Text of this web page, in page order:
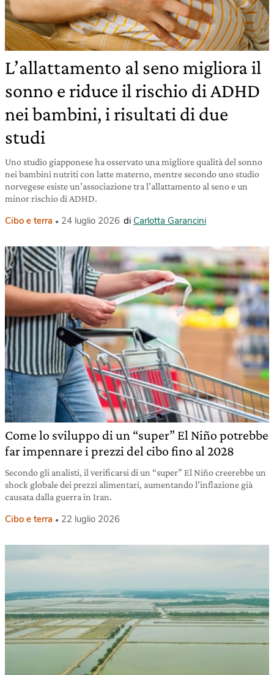
L’allattamento al seno migliora il
sonno e riduce il rischio di ADHD
nei bambini, i risultati di due
studi
Uno studio giapponese ha osservato una migliore qualità del sonno
nei bambini nutriti con latte materno, mentre secondo uno studio
norvegese esiste un’associazione tra l’allattamento al seno e un
minor rischio di ADHD.
Cibo e terra 24 luglio 2026 di Carlotta Garancini
Come lo sviluppo di un “super” El Niño potrebbe
far impennare i prezzi del cibo fino al 2028
Secondo gli analisti, il verificarsi di un “super” El Niño creerebbe un
shock globale dei prezzi alimentari, aumentando l’inflazione già
causata dalla guerra in Iran.
Cibo e terra 22 luglio 2026